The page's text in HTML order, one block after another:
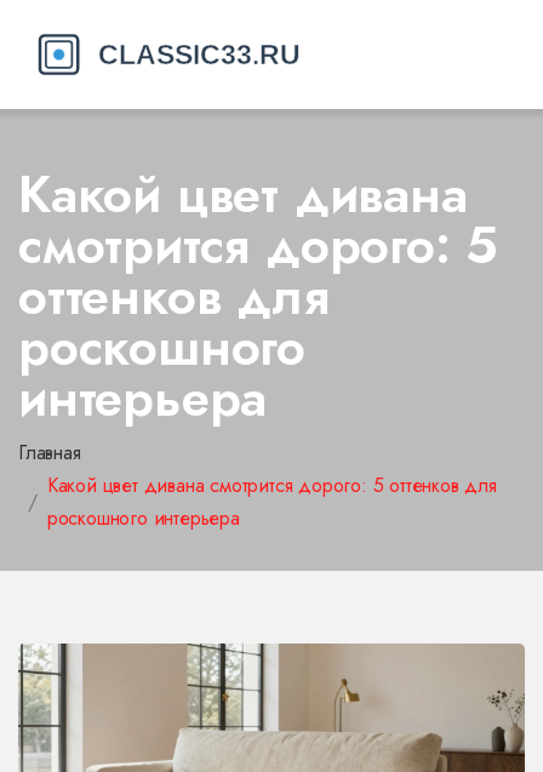
Какой цвет дивана
смотрится дорого: 5
оттенков для
роскошного
интерьера
Главная
Какой цвет дивана смотрится дорого: 5 оттенков для
роскошного интерьера